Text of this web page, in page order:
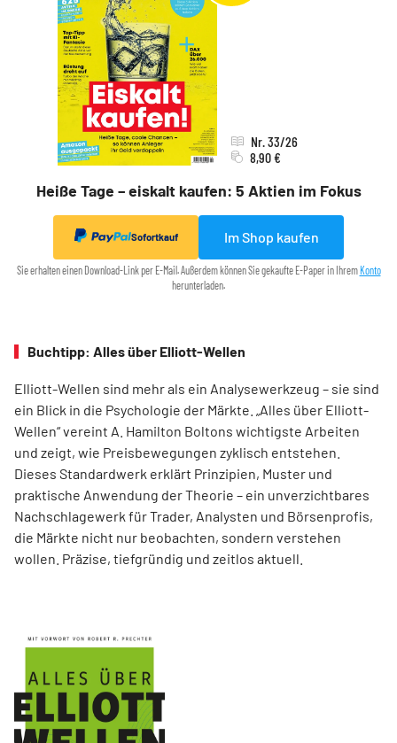
Heiße Tage – eiskalt kaufen: 5 Aktien im Fokus
Nr. 33/26
8,90 €
Sofortkauf Im Shop kaufen
Sie erhalten einen Download-Link per E-Mail. Außerdem können Sie gekaufte E-Paper in Ihrem Konto
herunterladen.
Buchtipp: Alles über Elliott-Wellen
Elliott-Wellen sind mehr als ein Analysewerkzeug – sie sind
ein Blick in die Psychologie der Märkte. „Alles über Elliott-
Wellen“ vereint A. Hamilton Boltons wichtigste Arbeiten
und zeigt, wie Preisbewegungen zyklisch entstehen.
Dieses Standardwerk erklärt Prinzipien, Muster und
praktische Anwendung der Theorie – ein unverzichtbares
Nachschlagewerk für Trader, Analysten und Börsenprofis,
die Märkte nicht nur beobachten, sondern verstehen
wollen. Präzise, tiefgründig und zeitlos aktuell.